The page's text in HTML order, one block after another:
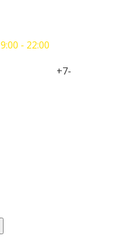
9:00 - 22:00
+7-